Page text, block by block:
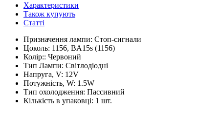
Характеристики
Також купують
Статті
Призначення лампи: Стоп-сигнали
Цоколь: 1156, BA15s (1156)
Колір:: Червоний
Тип Лампи: Світлодіодні
Напруга, V: 12V
Потужність, W: 1.5W
Тип охолодження: Пассивний
Кількість в упаковці: 1 шт.